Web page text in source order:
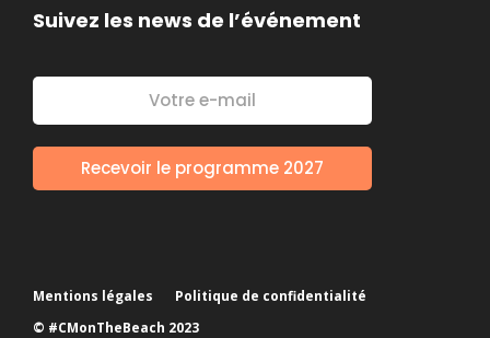
Suivez les news de l’événement
Mentions légales
Politique de confidentialité
© #CMonTheBeach 2023